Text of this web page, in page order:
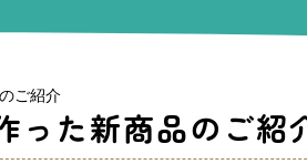
ご紹介
った新商品のご紹